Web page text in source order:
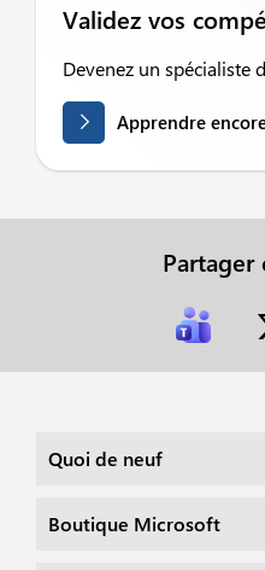
Validez vos
Devenez un spécialiste
Apprendre
Partager
Quoi de neuf
Boutique Microsoft